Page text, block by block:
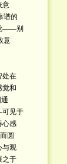
意
谱的
——别
意
处在
觉和
见于
心感
圆
与观
之于